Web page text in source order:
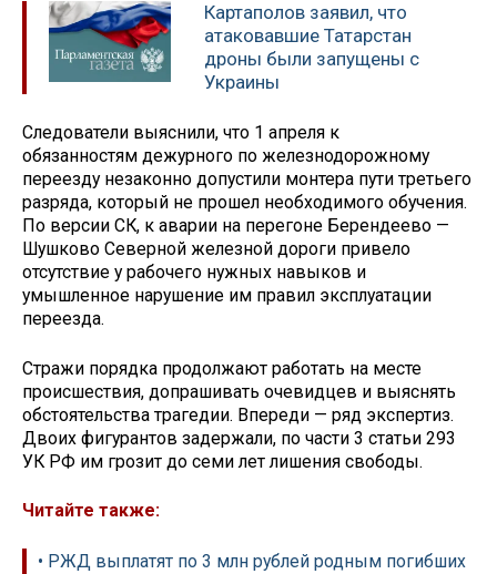
Картаполов заявил, что
атаковавшие Татарстан
дроны были запущены с
Украины
Следователи выяснили, что 1 апреля к
обязанностям дежурного по железнодорожному
переезду незаконно допустили монтера пути третьего
разряда, который не прошел необходимого обучения.
По версии СК, к аварии на перегоне Берендеево —
Шушково Северной железной дороги привело
отсутствие у рабочего нужных навыков и
умышленное нарушение им правил эксплуатации
переезда.
Стражи порядка продолжают работать на месте
происшествия, допрашивать очевидцев и выяснять
обстоятельства трагедии. Впереди — ряд экспертиз.
Двоих фигурантов задержали, по части 3 статьи 293
УК РФ им грозит до семи лет лишения свободы.
Читайте также:
• РЖД выплатят по 3 млн рублей родным погибших